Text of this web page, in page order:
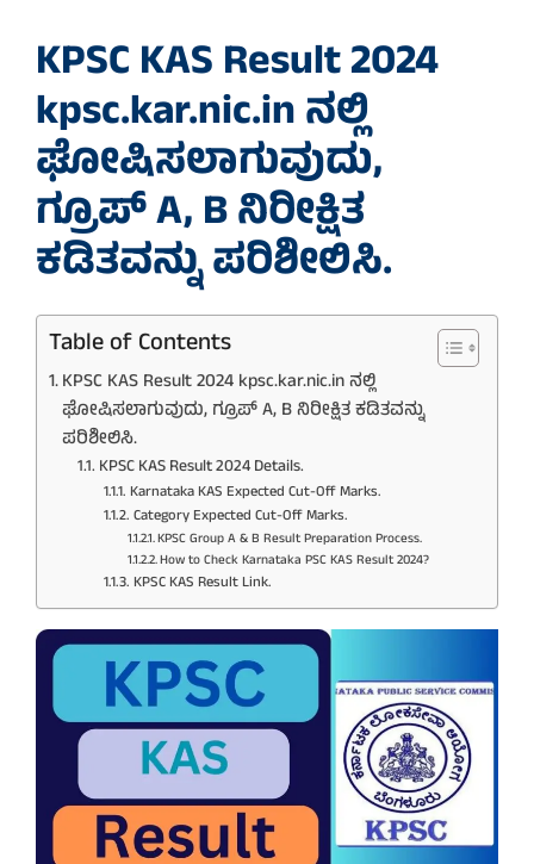
KPSC KAS Result 2024
kpsc.kar.nic.inನಲ್ಲಿ
ಘೋಷಿಸಲಾಗುವುದು,
ಗ್ರೂಪ್ A, B ನಿರೀಕ್ಷಿತ
ಕಡಿತವನ್ನು ಪರಿಶೀಲಿಸಿ.
Table of Contents
KPSC KAS Result 2024 kpsc.kar.nic.in ನಲ್ಲಿ
ಘೋಷಿಸಲಾಗುವುದು, ಗ್ರೂಪ್ A, B ನಿರೀಕ್ಷಿತ ಕಡಿತವನ್ನು
ಪರಿಶೀಲಿಸಿ.
KPSC KAS Result 2024 Details.
Karnataka KAS Expected Cut-Off Marks.
Category Expected Cut-Off Marks.
KPSC Group A & B Result Preparation Process.
How to Check Karnataka PSC KAS Result 2024?
KPSC KAS Result Link.